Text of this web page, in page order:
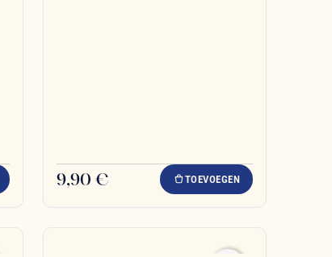
9,90 € TOEVOEGEN